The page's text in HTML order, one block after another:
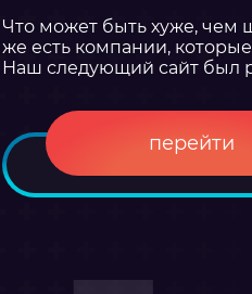
Что может быть хуже, чем
же есть компании,
Наш следующий сайт был
перейти